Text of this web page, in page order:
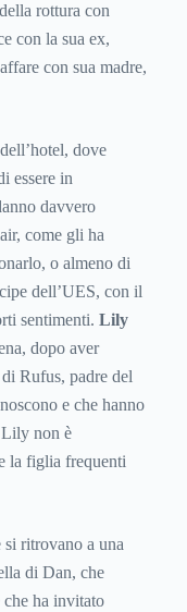
rottura con
con la sua ex,
con sua madre,
dove
essere in
davvero
come gli ha
o almeno di
dell’UES, con il
sentimenti. Lily
dopo aver
Rufus, padre del
e che hanno
Lily non è
la figlia frequenti
ritrovano a una
di Dan, che
che ha invitato